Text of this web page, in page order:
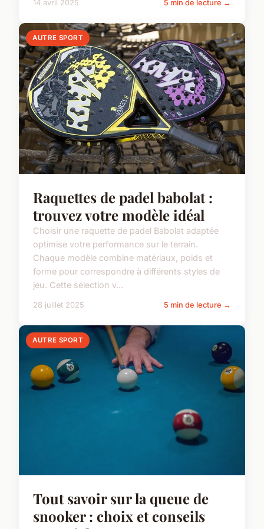
14 avril 2025 5 min de lecture →
AUTRE SPORT
Raquettes de padel babolat :
trouvez votre modèle idéal
Choisir une raquette de padel Babolat adaptée
optimise votre performance sur le terrain.
Chaque modèle combine matériaux, poids et
forme pour correspondre à différents styles de
jeu. Cette sélection v...
28 juillet 2025 5 min de lecture →
AUTRE SPORT
Tout savoir sur la queue de
snooker : choix et conseils